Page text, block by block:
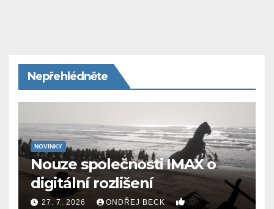
Nepřehlédněte
NOVINKY
Nouze společnosti IMAX o
digitální rozlišení
27. 7. 2026 ONDŘEJ BECK 0